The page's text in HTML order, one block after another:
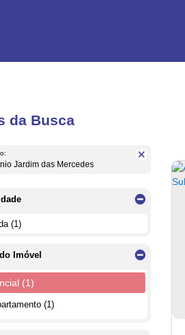
da Busca
Jardim das Mercedes
(1)
Imóvel
(1)
(1)